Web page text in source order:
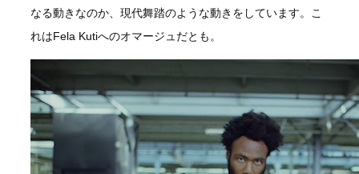
なる動きなのか、現代舞踏のような動きをしています。こ
れはFela Kutiへのオマージュだとも。